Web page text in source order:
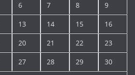
6 7 8 9
13 14 15 16
20 21 22 23
27 28 29 30